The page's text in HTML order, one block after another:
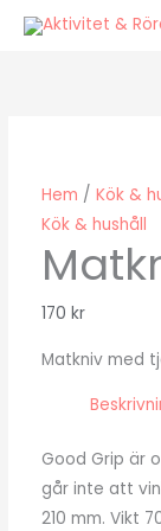
Hoppa
Hem / Kök &
Kök & hushåll
170 kr
Matkniv med
Good Grip är
går inte att
210 mm. Vikt